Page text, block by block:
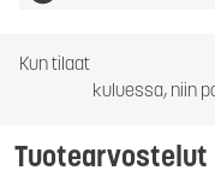
Kun tilaat
kuluessa, niin
Tuotearvostelut